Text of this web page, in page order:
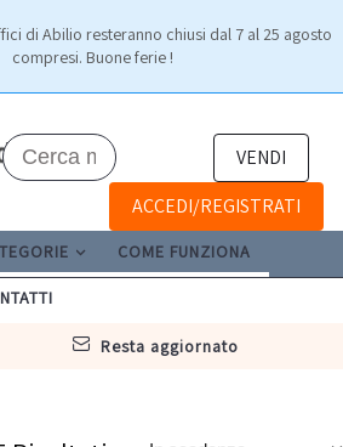
di Abilio resteranno chiusi dal 7 al 25 agosto
compresi. Buone ferie !
VENDI
ACCEDI/REGISTRATI
COME FUNZIONA
resta aggiornato